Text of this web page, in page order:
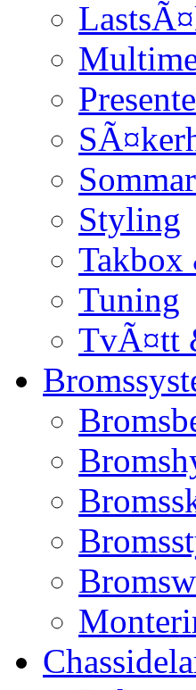
Styling
Takbox
Tuning
TvÃ¤tt